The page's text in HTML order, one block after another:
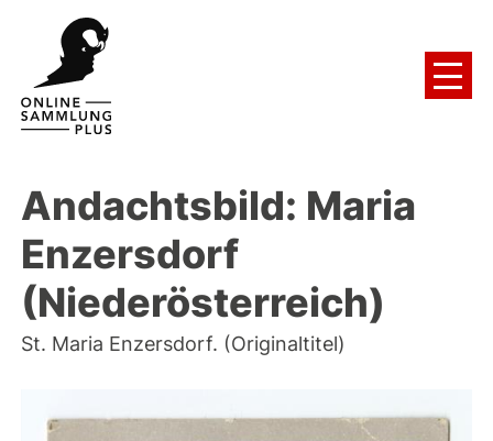
Andachtsbild: Maria
Enzersdorf
(Niederösterreich)
St. Maria Enzersdorf. (Originaltitel)